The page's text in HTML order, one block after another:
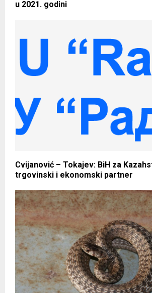
u 2021. godini
Cvijanović – Tokajev: BiH za
trgovinski i ekonomski partner